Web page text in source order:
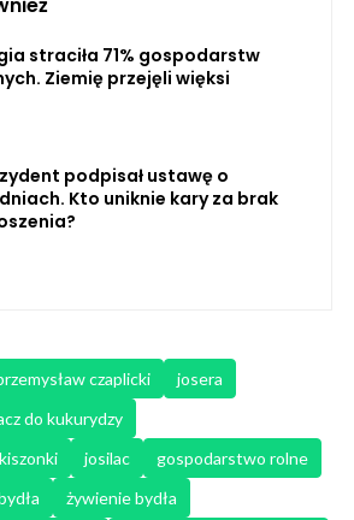
straciła 71% gospodarstw
Ziemię przejęli więksi
podpisał ustawę o
Kto uniknie kary za brak
czaplicki
josera
do kukurydzy
josilac
gospodarstwo rolne
żywienie bydła